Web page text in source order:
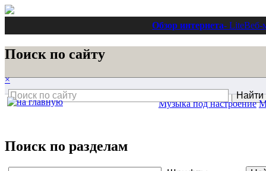
Обзор интернета- LiteВеб-
Поиск по сайту
×
Поиск по разделам
Музыка под настроение